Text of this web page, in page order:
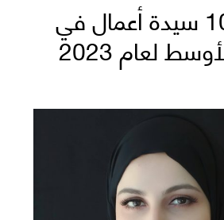
أقوى 100 سيدة أعمال في
لعام 2023